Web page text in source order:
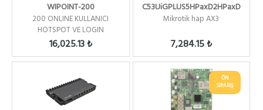
WIPOINT-200
200 ONLINE KULLANICI
HOTSPOT VE LOGIN
YONETIM / YILLIK
16,025.13 ₺
C53UiGPLUS5HPaxD2HPaxD
Mikrotik hap AX3
7,284.15 ₺
ÖN
SİPARİŞ